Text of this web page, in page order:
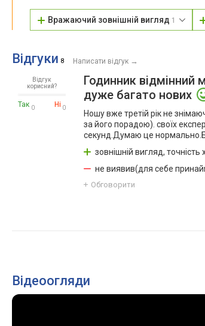
Вражаючий зовнішній вигляд 1
Відгуки 8 Написати відгук →
Відгук
корисний?
Так 0 Ні 0
Годинник
дуже багато нових
Ношу вже третій рік не
за його порадою). своїх
секунд.Думаю це
зовнішній вигляд,
не виявив(для себе
Обговорити
Відеоогляди